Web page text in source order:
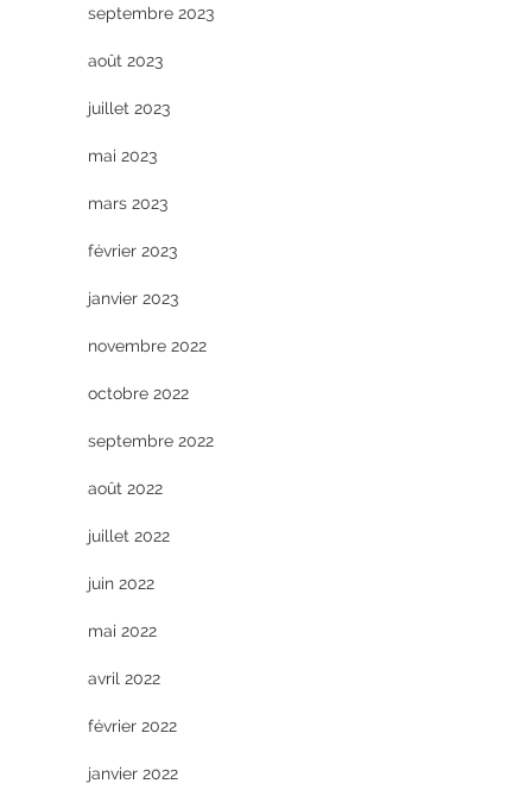
septembre 2023
août 2023
juillet 2023
mai 2023
mars 2023
février 2023
janvier 2023
novembre 2022
octobre 2022
septembre 2022
août 2022
juillet 2022
juin 2022
mai 2022
avril 2022
février 2022
janvier 2022